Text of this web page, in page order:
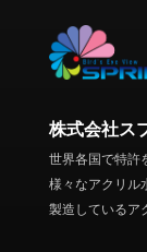
株式会社ス
世界各国で特許
様々なアクリル
製造しているア